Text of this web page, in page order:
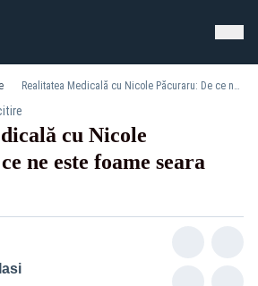
Realitatea Medicală cu Nicole Păcuraru: De ce ne este foame seara mai târziu?
cu Nicole
ne este foame seara